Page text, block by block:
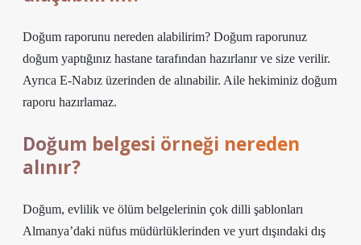
Doğum raporunu nereden alabilirim? Doğum raporunuz
doğum yaptığınız hastane tarafından hazırlanır ve size verilir.
Ayrıca E-Nabız üzerinden de alınabilir. Aile hekiminiz doğum
raporu hazırlamaz.
Doğum belgesi örneği nereden
alınır?
Doğum, evlilik ve ölüm belgelerinin çok dilli şablonları
Almanya’daki nüfus müdürlüklerinden ve yurt dışındaki dış